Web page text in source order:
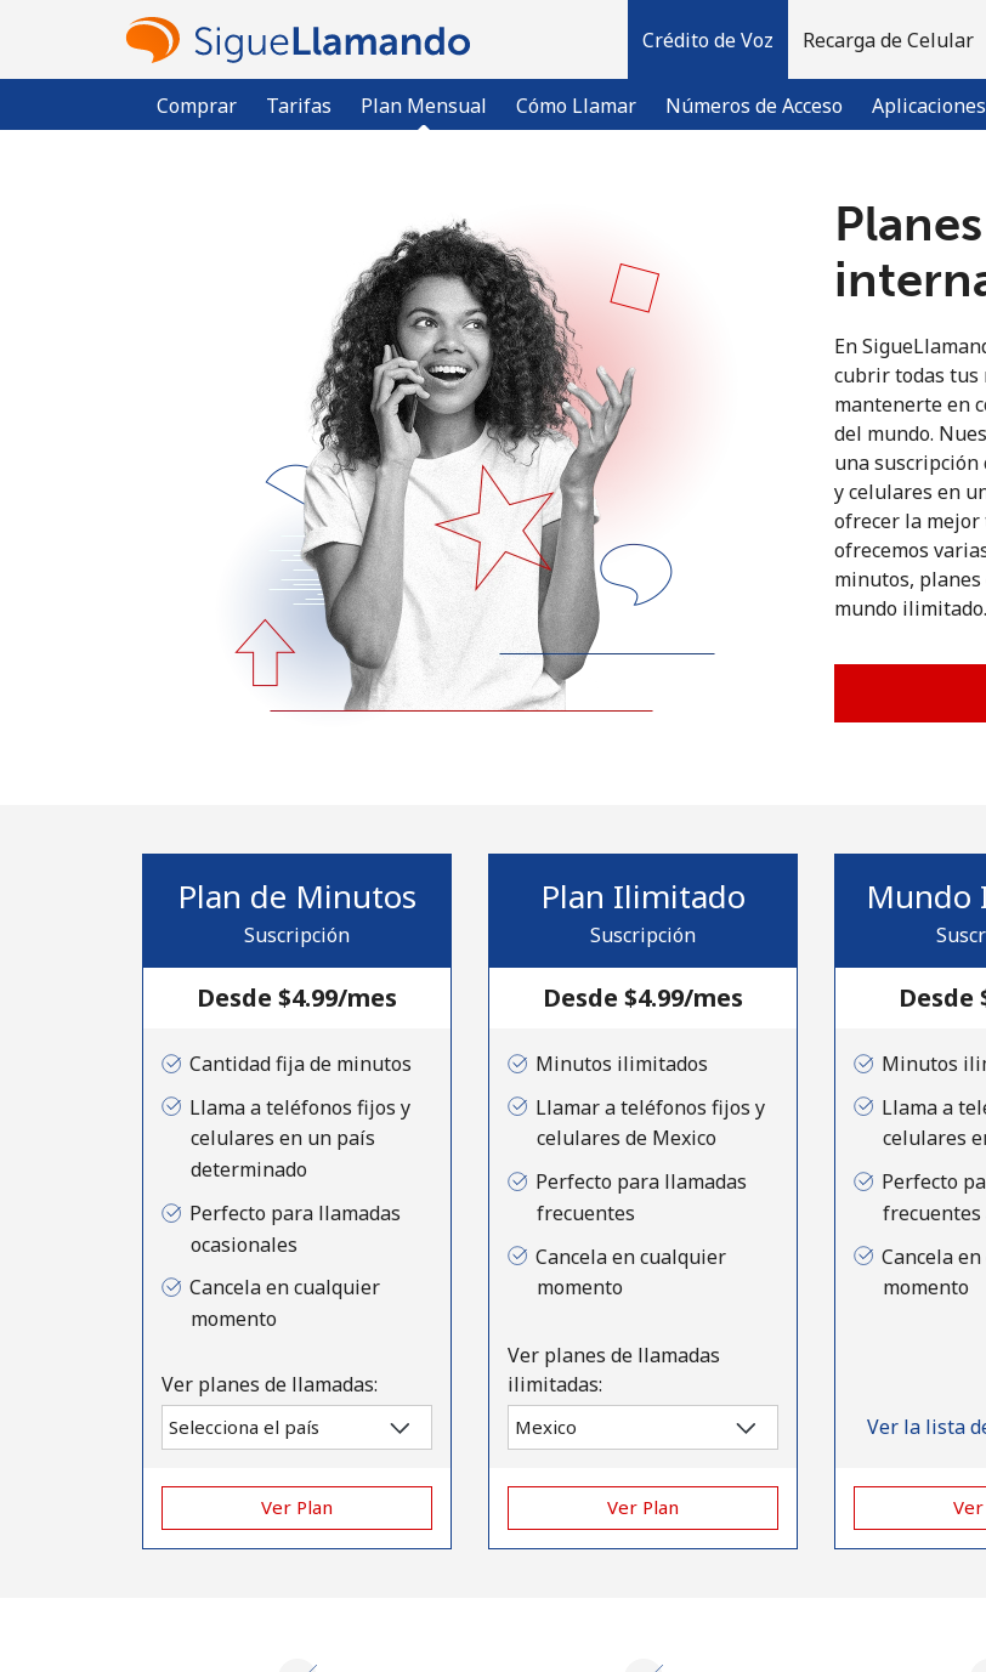
Crédito de Voz
Comprar Tarifas Plan Mensual Cómo Llamar Números de Acceso Aplicaciones
Recarga de Celular
¡Bienvenido!
¿Ya tienes una cuenta?
Regístrate con
No se ha creado una
Una letra mayúscula y una minúscula
Un número
Un caracter especial
Mantente en contacto para recibir nuestras
Al abrir una cuenta en este sitio web, estoy
acuerdo con estosTérminos y condiciones.
En
cubrir todas tus
mantenerte en
del mundo.
una
y celulares en
ofrecer la mejor
ofrecemos
minutos,
mundo ilimitado.
Plan de Minutos
Suscripción
Desde ⁦$4.99⁩/mes
Cantidad fija de minutos
Llama a teléfonos fijos y
celulares en un país
determinado
Perfecto para llamadas
ocasionales
Cancela en cualquier
momento
Ver planes de llamadas:
Ver Plan
Plan Ilimitado
Suscripción
Desde ⁦$4.99⁩/mes
Minutos ilimitados
Llamar a teléfonos fijos y
celulares de Mexico
Perfecto para llamadas
frecuentes
Cancela en cualquier
momento
Ver planes de llamadas
ilimitadas:
Ver Plan
Mundo
Desde
Minutos
Llama a
celulares
Perfecto
frecuentes
Cancela
momento
Ver la lista